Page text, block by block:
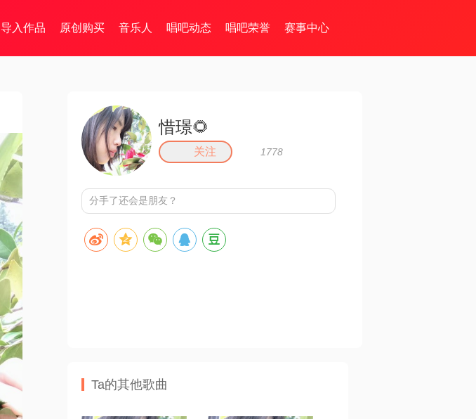
导入作品 原创购买 音乐人 唱吧动态 唱吧荣誉 赛事中心
惜璟🌻
关注 1778
分手了还会是朋友？
Ta的其他歌曲